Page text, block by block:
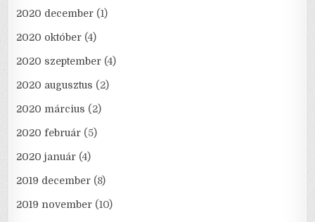
2020 december (1)
2020 október (4)
2020 szeptember (4)
2020 augusztus (2)
2020 március (2)
2020 február (5)
2020 január (4)
2019 december (8)
2019 november (10)